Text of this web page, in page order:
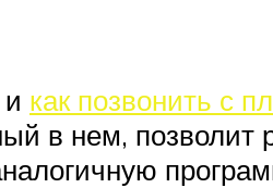
как позвонить с
в нем, позволит